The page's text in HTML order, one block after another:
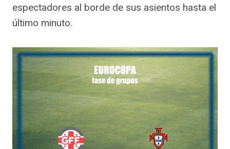
espectadores al borde de sus asientos hasta el
último minuto.